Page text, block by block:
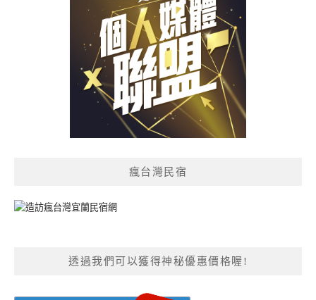
瘋台灣民宿
透過我們可以獲得神秘優惠價格喔!